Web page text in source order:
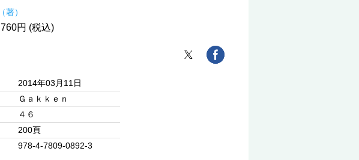
著）
円 (税込)
2014年03月11日
Ｇａｋｋｅｎ
４６
200頁
978-4-7809-0892-3